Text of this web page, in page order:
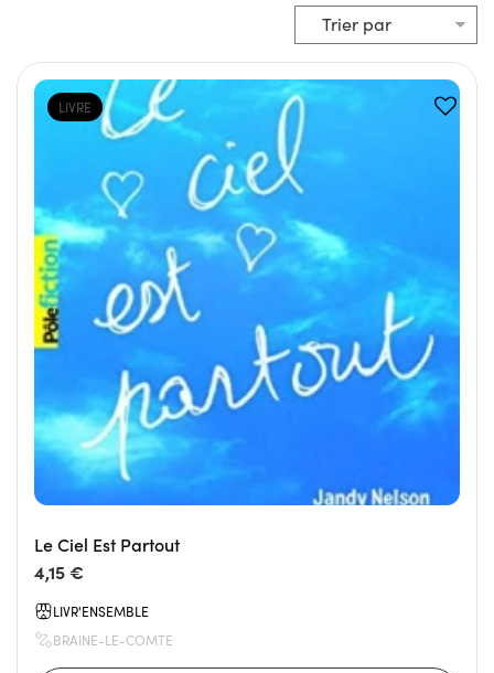
LIVRE
Le Ciel Est Partout
4,15 €
LIVR'ENSEMBLE
BRAINE-LE-COMTE